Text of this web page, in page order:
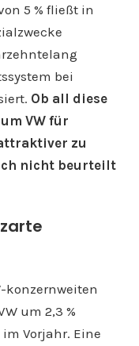
5 % fließt in
bei
Ob all diese
VW für
zu
nicht beurteilt
konzernweiten
um 2,3 %
Vorjahr. Eine